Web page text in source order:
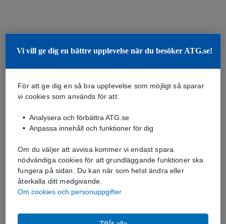
Vi vill ge dig en bättre upplevelse när du besöker ATG.se!
För att ge dig en så bra upplevelse som möjligt så sparar
vi cookies som används för att:
Analysera och förbättra ATG.se
Anpassa innehåll och funktioner för dig
Om du väljer att avvisa kommer vi endast spara
nödvändiga cookies för att grundläggande funktioner ska
fungera på sidan. Du kan när som helst ändra eller
återkalla ditt medgivande.
Om cookies och personuppgifter